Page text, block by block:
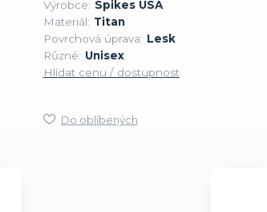
Výrobce: Spikes USA
Materiál: Titan
Povrchová úprava: Lesk
Různé: Unisex
Hlídat cenu / dostupnost
Do oblíbených